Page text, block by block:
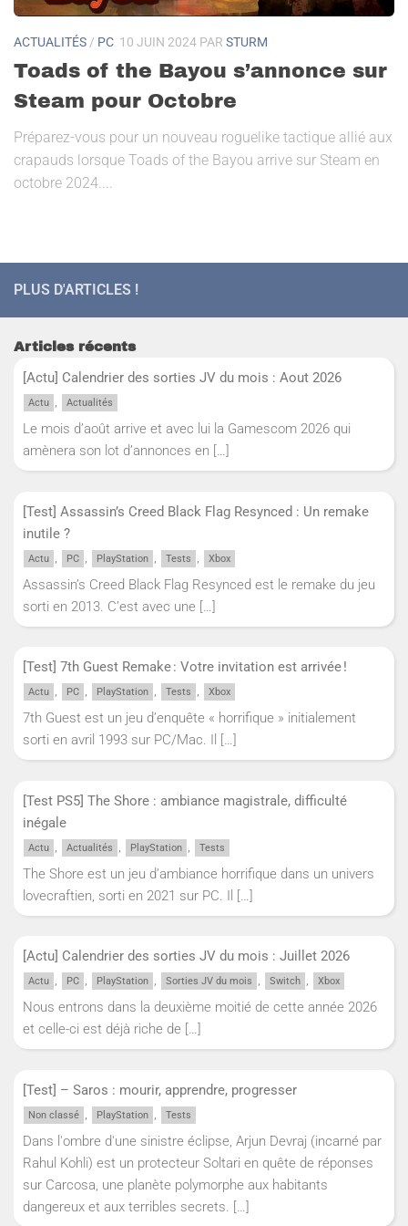
ACTUALITÉS / PC 10 JUIN 2024 PAR STURM
Toads of the Bayou s’annonce sur
Steam pour Octobre
Préparez-vous pour un nouveau roguelike tactique allié aux
crapauds lorsque Toads of the Bayou arrive sur Steam en
octobre 2024....
PLUS D'ARTICLES !
Articles récents
[Actu] Calendrier des sorties JV du mois : Aout 2026
Actu , Actualités
Le mois d’août arrive et avec lui la Gamescom 2026 qui
amènera son lot d’annonces en […]
[Test] Assassin’s Creed Black Flag Resynced : Un remake
inutile ?
Actu , PC , PlayStation , Tests , Xbox
Assassin’s Creed Black Flag Resynced est le remake du jeu
sorti en 2013. C’est avec une […]
[Test] 7th Guest Remake : Votre invitation est arrivée !
Actu , PC , PlayStation , Tests , Xbox
7th Guest est un jeu d’enquête « horrifique » initialement
sorti en avril 1993 sur PC/Mac. Il
[…]
[Test PS5] The Shore : ambiance magistrale, difficulté
inégale
Actu , Actualités , PlayStation , Tests
The Shore est un jeu d’ambiance horrifique dans un univers
lovecraftien, sorti en 2021 sur PC. Il […]
[Actu] Calendrier des sorties JV du mois : Juillet 2026
Actu , PC , PlayStation , Sorties JV du mois , Switch , Xbox
Nous entrons dans la deuxième moitié de cette année 2026
et celle-ci est déjà riche de […]
[Test] – Saros : mourir, apprendre, progresser
Non classé , PlayStation , Tests
Dans l'ombre d'une sinistre éclipse, Arjun Devraj (incarné par
Rahul Kohli) est un protecteur Soltari en quête de réponses
sur Carcosa, une planète polymorphe aux habitants
dangereux et aux terribles secrets. […]